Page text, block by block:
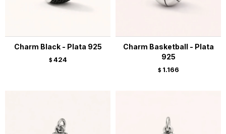
Charm Black - Plata 925
$ 424
Charm Basketball - Plata
925
$ 1.166